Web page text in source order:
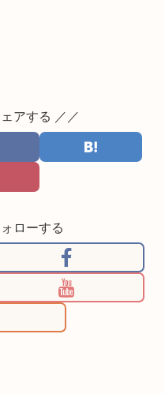
アする ／／
ローする